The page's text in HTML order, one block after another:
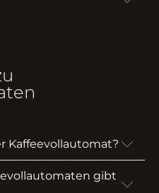
Kaffeevollautomat?
gibt